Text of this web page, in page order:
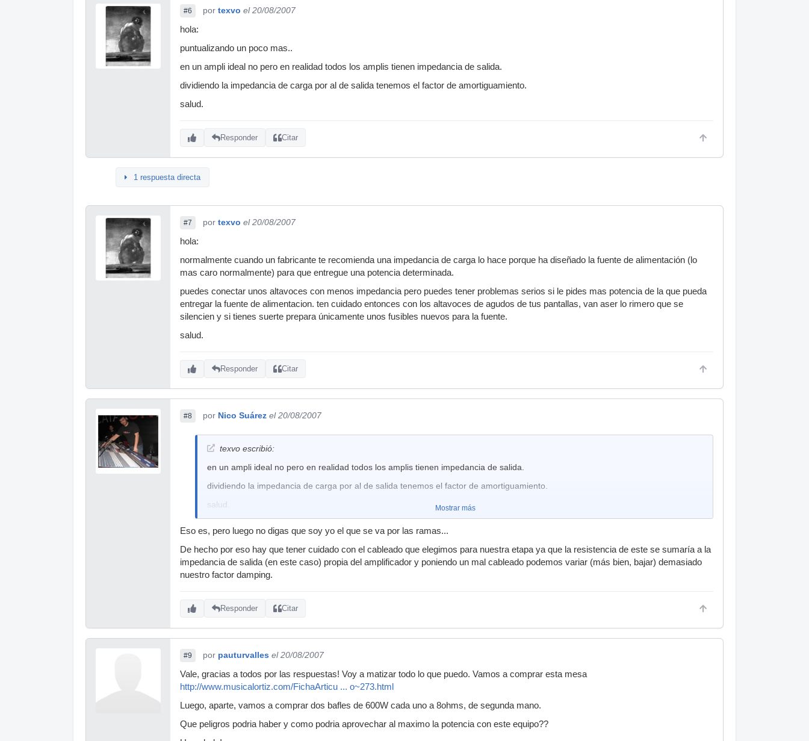
#6 por texvo el 20/08/2007
hola:
puntualizando un poco mas..
en un ampli ideal no pero en realidad todos los amplis tienen impedancia de salida.
dividiendo la impedancia de carga por al de salida tenemos el factor de amortiguamiento.
salud.
Responder Citar
1 respuesta directa
#7 por texvo el 20/08/2007
hola:
normalmente cuando un fabricante te recomienda una impedancia de carga lo hace porque ha diseñado la fuente de alimentación (lo
mas caro normalmente) para que entregue una potencia determinada.
puedes conectar unos altavoces con menos impedancia pero puedes tener problemas serios si le pides mas potencia de la que pueda
entregar la fuente de alimentacion. ten cuidado entonces con los altavoces de agudos de tus pantallas, van aser lo rimero que se
silencien y si tienes suerte prepara únicamente unos fusibles nuevos para la fuente.
salud.
Responder Citar
#8 por Nico Suárez el 20/08/2007
texvo escribió:
en un ampli ideal no pero en realidad todos los amplis tienen impedancia de salida.
dividiendo la impedancia de carga por al de salida tenemos el factor de amortiguamiento.
salud.
Mostrar más
Eso es, pero luego no digas que soy yo el que se va por las ramas...
De hecho por eso hay que tener cuidado con el cableado que elegimos para nuestra etapa ya que la resistencia de este se sumaría a la
impedancia de salida (en este caso) propia del amplificador y poniendo un mal cableado podemos variar (más bien, bajar) demasiado
nuestro factor damping.
Responder Citar
#9 por pauturvalles el 20/08/2007
Vale, gracias a todos por las respuestas! Voy a matizar todo lo que puedo. Vamos a comprar esta mesa
http://www.musicalortiz.com/FichaArticu ... o~273.html
Luego, aparte, vamos a comprar dos bafles de 600W cada uno a 8ohms, de segunda mano.
Que peligros podria haber y como podria aprovechar al maximo la potencia con este equipo??